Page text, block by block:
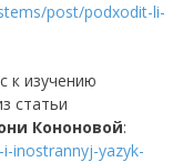
post/podxodit-li-
к изучению
статьи
Кононовой:
inostrannyj-yazyk-